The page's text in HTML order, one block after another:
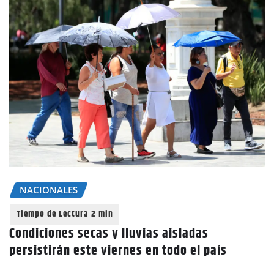
NACIONALES
Condiciones secas y lluvias aisladas
persistirán este viernes en todo el país